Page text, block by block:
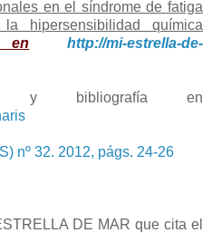
en el síndrome de fatiga
hipersensibilidad química
en
http://mi-estrella-de-
y bibliografía en
nº 32. 2012, págs. 24-26
DE MAR que cita el